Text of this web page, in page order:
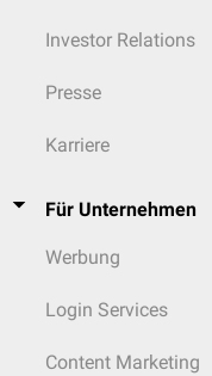
Investor Relations
Presse
Karriere
Für Unternehmen
Werbung
Login Services
Content Marketing